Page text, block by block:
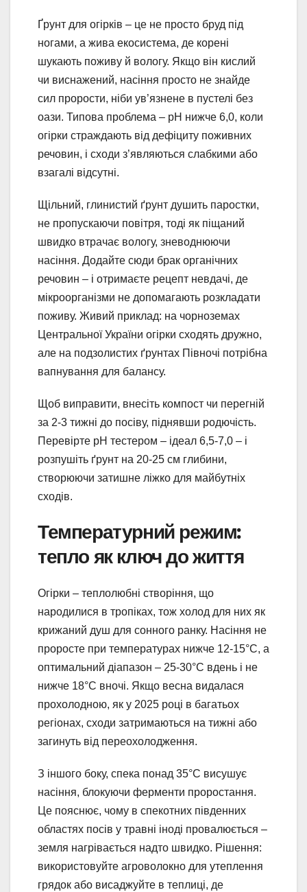
Ґрунт для огірків – це не просто бруд під
ногами, а жива екосистема, де корені
шукають поживу й вологу. Якщо він кислий
чи виснажений, насіння просто не знайде
сил прорости, ніби ув’язнене в пустелі без
оази. Типова проблема – pH нижче 6,0, коли
огірки страждають від дефіциту поживних
речовин, і сходи з’являються слабкими або
взагалі відсутні.
Щільний, глинистий ґрунт душить паростки,
не пропускаючи повітря, тоді як піщаний
швидко втрачає вологу, зневоднюючи
насіння. Додайте сюди брак органічних
речовин – і отримаєте рецепт невдачі, де
мікроорганізми не допомагають розкладати
поживу. Живий приклад: на чорноземах
Центральної України огірки сходять дружно,
але на подзолистих ґрунтах Півночі потрібна
вапнування для балансу.
Щоб виправити, внесіть компост чи перегній
за 2-3 тижні до посіву, піднявши родючість.
Перевірте pH тестером – ідеал 6,5-7,0 – і
розпушіть ґрунт на 20-25 см глибини,
створюючи затишне ліжко для майбутніх
сходів.
Температурний режим:
тепло як ключ до життя
Огірки – теплолюбні створіння, що
народилися в тропіках, тож холод для них як
крижаний душ для сонного ранку. Насіння не
проросте при температурах нижче 12-15°C, а
оптимальний діапазон – 25-30°C вдень і не
нижче 18°C вночі. Якщо весна видалася
прохолодною, як у 2025 році в багатьох
регіонах, сходи затримаються на тижні або
загинуть від переохолодження.
З іншого боку, спека понад 35°C висушує
насіння, блокуючи ферменти проростання.
Це пояснює, чому в спекотних південних
областях посів у травні іноді провалюється –
земля нагрівається надто швидко. Рішення:
використовуйте агроволокно для утеплення
грядок або висаджуйте в теплиці, де